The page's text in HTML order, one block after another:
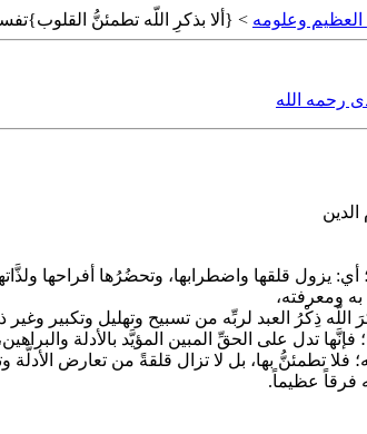
العظيم وعلومه > {ألا بذكرِ اللّه تطمئنُّ
رحمه الله
أي: يزول قلقها واضطرابها، وتحضُرُها أفراحها
ومعرفته،
ذِكْرُ العبد لربِّه من تسبيح وتهليل وتكبير
تدل على الحقِّ المبين المؤيَّد بالأدلة
تطمئنُّ بها، بل لا تزال قلقةً من تعارض الأدلَّة
فرقاً عظيماً.